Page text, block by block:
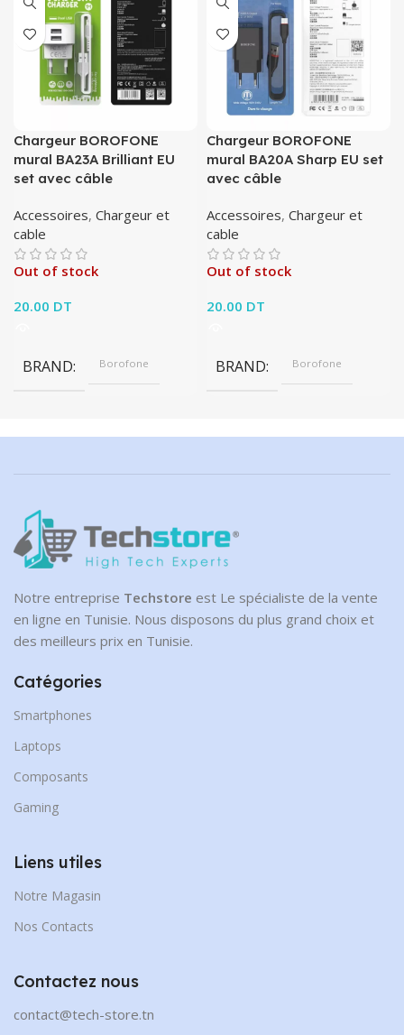
Chargeur BOROFONE
mural BA23A Brilliant EU
set avec câble
Accessoires, Chargeur et
cable
Out of stock
20.00 DT
BRAND Borofone
Chargeur BOROFONE
mural BA20A Sharp EU set
avec câble
Accessoires, Chargeur et
cable
Out of stock
20.00 DT
BRAND Borofone
Notre entreprise Techstore est Le spécialiste de la vente
en ligne en Tunisie. Nous disposons du plus grand choix et
des meilleurs prix en Tunisie.
Catégories
Smartphones
Laptops
Composants
Gaming
Liens utiles
Notre Magasin
Nos Contacts
Contactez nous
contact@tech-store.tn